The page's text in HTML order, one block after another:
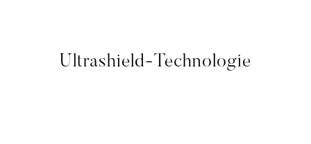
Ultrashield-Technologie